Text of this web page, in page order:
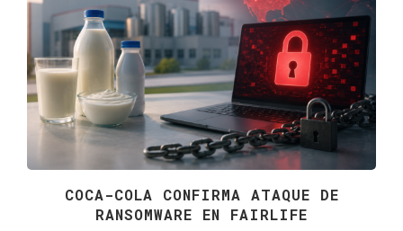
COCA-COLA CONFIRMA ATAQUE DE
RANSOMWARE EN FAIRLIFE